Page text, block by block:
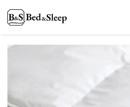
Dvigulės lovos